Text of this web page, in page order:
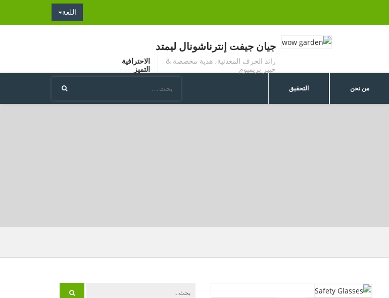
اللغة
جيان جيفت إنترناشونال ليمتد
الاحترافية
التميز
رائد الحرف المعدنية، هدية مخصصة &
خبير بريميوم
من نحن التحقيق